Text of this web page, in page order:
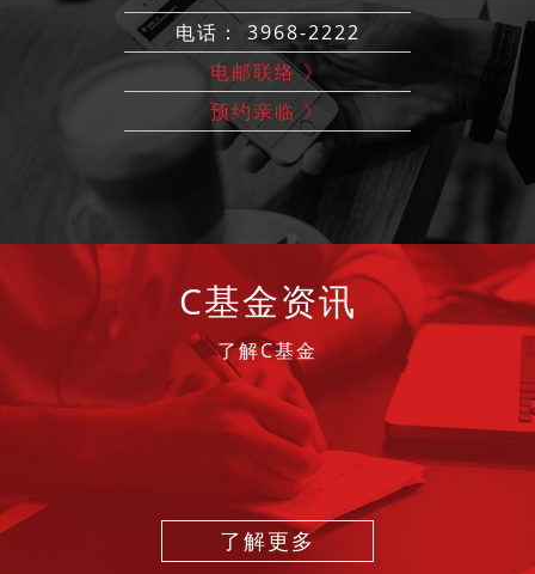
电话： 3968-2222
电邮联络 》
预约亲临 》
C基金资讯
了解C基金
了解更多